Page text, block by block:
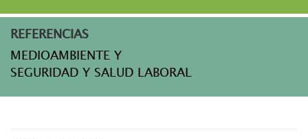
REFERENCIAS
MEDIOAMBIENTE Y
SEGURIDAD Y SALUD LABORAL